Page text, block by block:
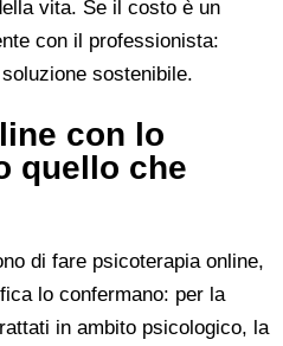
vita. Se il costo è un
con il professionista:
sostenibile.
con lo
quello che
di fare psicoterapia online,
lo confermano: per la
in ambito psicologico, la